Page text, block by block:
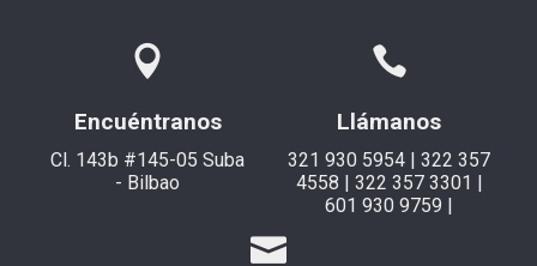
Encuéntranos
Cl. 143b #145-05 Suba
- Bilbao
Llámanos
321 930 5954 | 322 357
4558 | 322 357 3301 |
601 930 9759 |